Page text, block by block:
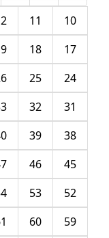
10
11
17
18
24
25
31
32
38
39
45
46
52
53
59
60